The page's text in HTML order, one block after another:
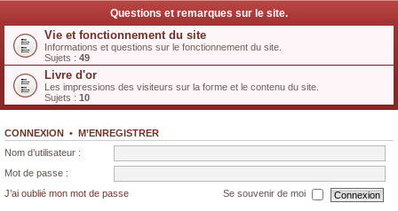
Questions et remarques sur le site.
Vie et fonctionnement du site
Informations et questions sur le fonctionnement du site.
Sujets : 49
Livre d'or
Les impressions des visiteurs sur la forme et le contenu du site.
Sujets : 10
CONNEXION • M’ENREGISTRER
Nom d’utilisateur :
Mot de passe :
J’ai oublié mon mot de passe
Se souvenir de moi